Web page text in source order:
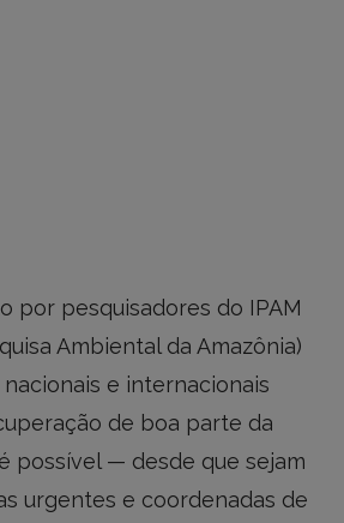
por pesquisadores do IPAM
Ambiental da Amazônia)
e internacionais
de boa parte da
possível — desde que sejam
urgentes e coordenadas de